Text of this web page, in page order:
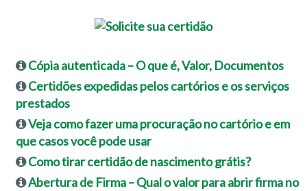
Cópia autenticada – O que é, Valor, Documentos
Certidões expedidas pelos cartórios e os serviços
prestados
Veja como fazer uma procuração no cartório e em
que casos você pode usar
Como tirar certidão de nascimento grátis?
Abertura de Firma – Qual o valor para abrir firma no